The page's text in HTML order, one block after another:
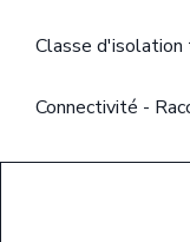
Classe d'isolation
Connectivité -